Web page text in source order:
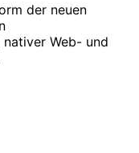
der neuen
Web- und